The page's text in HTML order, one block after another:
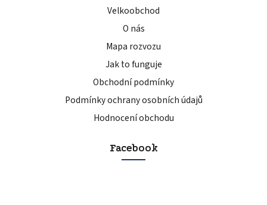
Velkoobchod
O nás
Mapa rozvozu
Jak to funguje
Obchodní podmínky
Podmínky ochrany osobních údajů
Hodnocení obchodu
Facebook